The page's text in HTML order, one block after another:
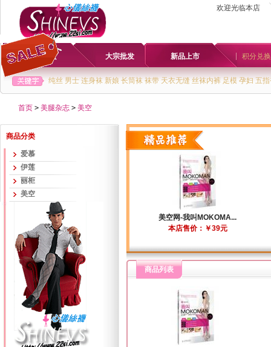
欢迎光临本店
首页 大宗批发 新品上市 积分兑换
纯丝 男士 连身袜 新娘 长筒袜 袜带 天衣无缝 丝袜内裤 足模 孕妇 五
首页 > 美腿杂志 > 美空
商品分类
爱慕
伊莲
丽柜
美空
美空网-我叫MOKOMA...
本店售价：￥39元
商品列表